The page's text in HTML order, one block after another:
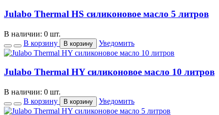
Julabo Thermal HS силиконовое масло 5 литров
В наличии: 0 шт.
В корзину
В корзину Уведомить
Julabo Thermal HY силиконовое масло 10 литров
В наличии: 0 шт.
В корзину
В корзину Уведомить